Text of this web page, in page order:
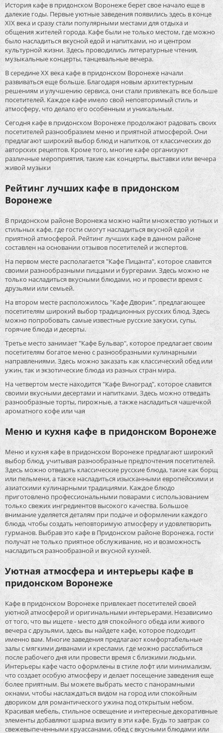
История кафе в придонском Воронеже берет свое начало еще в
далекие годы. Первые уютные заведения появились здесь в конце
XIX века и сразу стали популярными местами для отдыха и
общения жителей города. Кафе были не только местом, где можно
было насладиться вкусной едой и напитками, но и центром
культурной жизни. Здесь проводились литературные чтения,
музыкальные концерты, танцевальные вечера.
В середине XX века кафе в придонском Воронеже начали
развиваться еще больше. Благодаря новым архитектурным
решениям и улучшению сервиса, они стали привлекать все больше
посетителей. Каждое кафе имело свой неповторимый стиль и
атмосферу, что делало его особенным и уникальным.
Сегодня кафе в придонском Воронеже продолжают радовать своих
посетителей разнообразием меню и приятной атмосферой. Они
предлагают широкий выбор блюд и напитков, от классических до
авторских рецептов. Кроме того, многие кафе организуют
различные мероприятия, такие как концерты, выставки или вечера
живой музыки
Рейтинг лучших кафе в придонском
Воронеже
В придонском районе Воронежа можно найти множество уютных и
стильных кафе, где гости смогут насладиться вкусной едой и
приятной атмосферой. Рейтинг лучших кафе в данном районе
составлен на основании отзывов посетителей и экспертов.
На первом месте располагается "Кафе Пицанта", которое славится
своими разнообразными пиццами и бургерами. Здесь можно не
только насладиться вкусными блюдами, но и провести время с
друзьями или семьей.
На втором месте расположилось "Кафе Дворик", предлагающее
посетителям широкий выбор традиционных русских блюд. Здесь
можно попробовать самые известные русские закуски, супы,
горячие блюда и десерты.
Третье место занимает "Кафе Бульвар", которое предлагает своим
посетителям богатое меню с разнообразными кулинарными
направлениями. Здесь можно заказать как классический обед или
ужин, так и экзотические блюда из разных стран мира.
На четвертом месте находится "Кафе Виноград", которое славится
своими вкусными десертами и напитками. Здесь можно отведать
разнообразные торты, пирожные, а также насладиться чашечкой
ароматного кофе или чая
Меню и кухня кафе в придонском Воронеже
Меню и кухня кафе в придонском Воронеже предлагают широкий
выбор блюд, учитывая разнообразные предпочтения посетителей.
Здесь можно отведать классические русские блюда, такие как борщ
или пельмени, а также насладиться изысканными европейскими и
азиатскими кулинарными традициями. Каждое блюдо
приготовлено профессиональными поварами с использованием
только свежих ингредиентов высокого качества. Большое
внимание уделяется деталям при подаче и оформлении каждого
блюда, чтобы создать неповторимую атмосферу и удовлетворить
гурманов. Выбрав это кафе в Придонском районе Воронежа, гости
получат не только приятное обслуживание, но и возможность
насладиться разнообразной и вкусной кухней.
Уютная атмосфера и интерьеры кафе в
придонском Воронеже
Кафе в придонском Воронеже привлекает посетителей своей
уютной атмосферой и оригинальными интерьерами. Независимо
от того, что вы ищете - место для спокойного обеда или живого
вечера с друзьями, здесь вы найдете кафе, которое подходит
именно вам. Многие заведения предлагают комфортабельные
залы с мягкими диванами и креслами, где можно расслабиться
после рабочего дня или провести время с близкими людьми.
Интерьеры кафе часто оформлены в стиле лофт или минимализм,
что создает особую атмосферу и делает посещение заведения еще
более приятным. Вы можете выбрать место с панорамными
окнами, чтобы наслаждаться видом на город или спокойным
двориком для романтического ужина под открытым небом.
Красивая мебель, стильное освещение и интересные декоративные
элементы добавляют шарма визиту в эти кафе. Будь то завтрак со
свежевыпеченными круассанами, обед с вкусными блюдами или